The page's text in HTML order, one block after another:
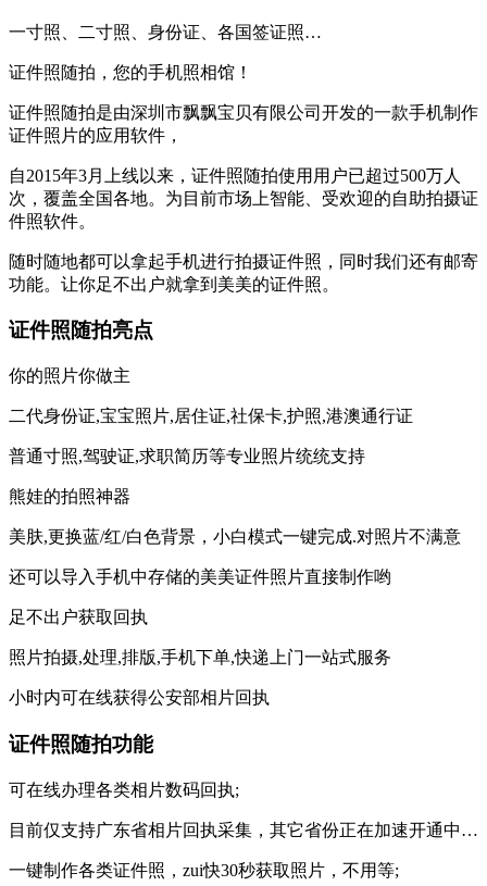
一寸照、二寸照、身份证、各国签证照…
证件照随拍，您的手机照相馆！
证件照随拍是由深圳市飘飘宝贝有限公司开发的一款手机制作
证件照片的应用软件，
自2015年3月上线以来，证件照随拍使用用户已超过500万人
次，覆盖全国各地。为目前市场上智能、受欢迎的自助拍摄证
件照软件。
随时随地都可以拿起手机进行拍摄证件照，同时我们还有邮寄
功能。让你足不出户就拿到美美的证件照。
证件照随拍亮点
你的照片你做主
二代身份证,宝宝照片,居住证,社保卡,护照,港澳通行证
普通寸照,驾驶证,求职简历等专业照片统统支持
熊娃的拍照神器
美肤,更换蓝/红/白色背景，小白模式一键完成.对照片不满意
还可以导入手机中存储的美美证件照片直接制作哟
足不出户获取回执
照片拍摄,处理,排版,手机下单,快递上门一站式服务
小时内可在线获得公安部相片回执
证件照随拍功能
可在线办理各类相片数码回执;
目前仅支持广东省相片回执采集，其它省份正在加速开通中…
一键制作各类证件照，zui快30秒获取照片，不用等;